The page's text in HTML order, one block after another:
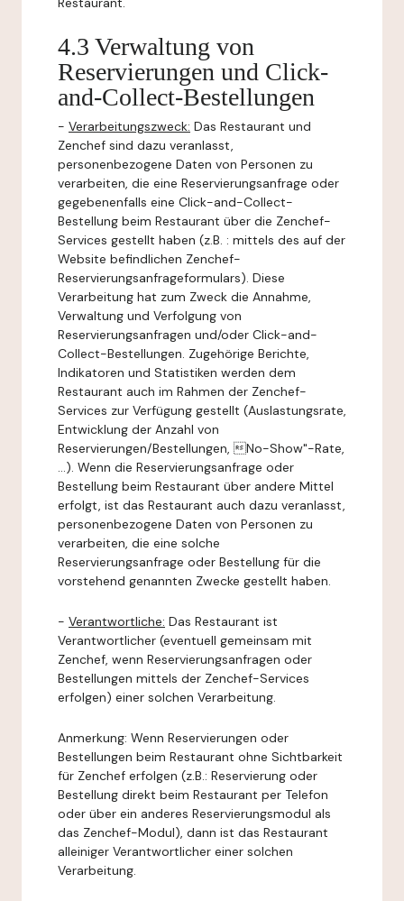
4.3 Verwaltung von
Reservierungen und Click-
and-Collect-Bestellungen
- Verarbeitungszweck: Das Restaurant und
Zenchef sind dazu veranlasst,
personenbezogene Daten von Personen zu
verarbeiten, die eine Reservierungsanfrage oder
gegebenenfalls eine Click-and-Collect-
Bestellung beim Restaurant über die Zenchef-
Services gestellt haben (z.B. : mittels des auf der
Website befindlichen Zenchef-
Reservierungsanfrageformulars). Diese
Verarbeitung hat zum Zweck die Annahme,
Verwaltung und Verfolgung von
Reservierungsanfragen und/oder Click-and-
Collect-Bestellungen. Zugehörige Berichte,
Indikatoren und Statistiken werden dem
Restaurant auch im Rahmen der Zenchef-
Services zur Verfügung gestellt (Auslastungsrate,
Entwicklung der Anzahl von
Reservierungen/Bestellungen, No-Show"-Rate,
...). Wenn die Reservierungsanfrage oder
Bestellung beim Restaurant über andere Mittel
erfolgt, ist das Restaurant auch dazu veranlasst,
personenbezogene Daten von Personen zu
verarbeiten, die eine solche
Reservierungsanfrage oder Bestellung für die
vorstehend genannten Zwecke gestellt haben.
- Verantwortliche: Das Restaurant ist
Verantwortlicher (eventuell gemeinsam mit
Zenchef, wenn Reservierungsanfragen oder
Bestellungen mittels der Zenchef-Services
erfolgen) einer solchen Verarbeitung.
Anmerkung: Wenn Reservierungen oder
Bestellungen beim Restaurant ohne Sichtbarkeit
für Zenchef erfolgen (z.B.: Reservierung oder
Bestellung direkt beim Restaurant per Telefon
oder über ein anderes Reservierungsmodul als
das Zenchef-Modul), dann ist das Restaurant
alleiniger Verantwortlicher einer solchen
Verarbeitung.